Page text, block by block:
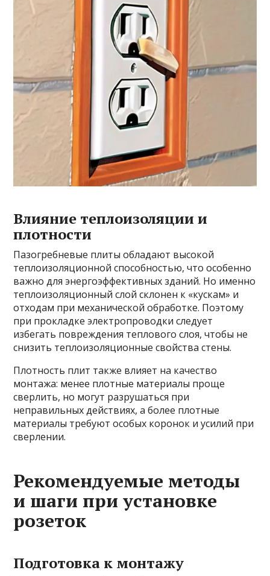
Влияние теплоизоляции и
плотности
Пазогребневые плиты обладают высокой
теплоизоляционной способностью, что особенно
важно для энергоэффективных зданий. Но именно
теплоизоляционный слой склонен к «кускам» и
отходам при механической обработке. Поэтому
при прокладке электропроводки следует
избегать повреждения теплового слоя, чтобы не
снизить теплоизоляционные свойства стены.
Плотность плит также влияет на качество
монтажа: менее плотные материалы проще
сверлить, но могут разрушаться при
неправильных действиях, а более плотные
материалы требуют особых коронок и усилий при
сверлении.
Рекомендуемые методы
и шаги при установке
розеток
Подготовка к монтажу